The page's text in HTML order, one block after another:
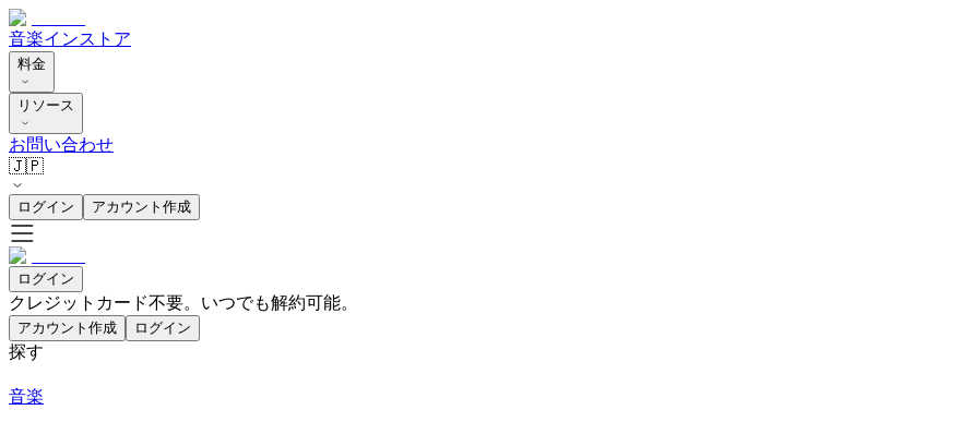
音楽インストア
料金
リソース
お問い合わせ
🇯🇵
ログイン アカウント作成
ログイン
クレジットカード不要。いつでも解約可能。
アカウント作成 ログイン
探す
音楽